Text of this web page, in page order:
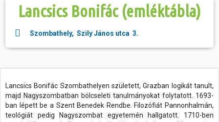
Lancsics Bonifác (emléktábla)
Szombathely, Szily János utca 3.
Lancsics Bonifác Szombathelyen született, Grazban logikát tanult,
majd Nagyszombatban bölcseleti tanulmányokat folytatott. 1693-
ban lépett be a Szent Benedek Rendbe. Filozófiát Pannonhalmán,
teológiát pedig Nagyszombat egyetemén hallgatott. 1710-ben